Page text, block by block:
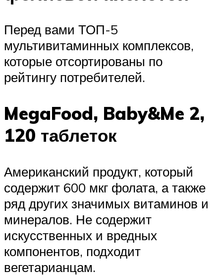
Перед вами ТОП-5
мультивитаминных комплексов,
которые отсортированы по
рейтингу потребителей.
MegaFood, Baby&Me 2,
120 таблеток
Американский продукт, который
содержит 600 мкг фолата, а также
ряд других значимых витаминов и
минералов. Не содержит
искусственных и вредных
компонентов, подходит
вегетарианцам.